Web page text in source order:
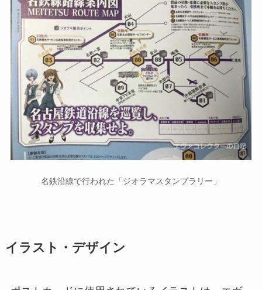
名鉄沿線で行われた「ジオラマスタンプラリー」
イラスト・デザイン